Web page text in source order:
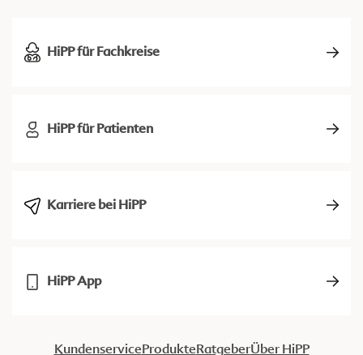
HiPP für Fachkreise
HiPP für Patienten
Karriere bei HiPP
HiPP App
KundenserviceProdukteRatgeberÜber HiPP